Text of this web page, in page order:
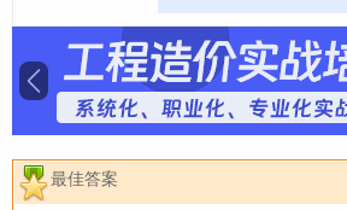
最佳答案